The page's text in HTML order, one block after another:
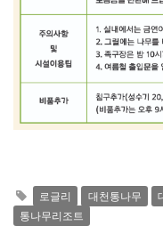
로글리 대천통나무
통나무리조트